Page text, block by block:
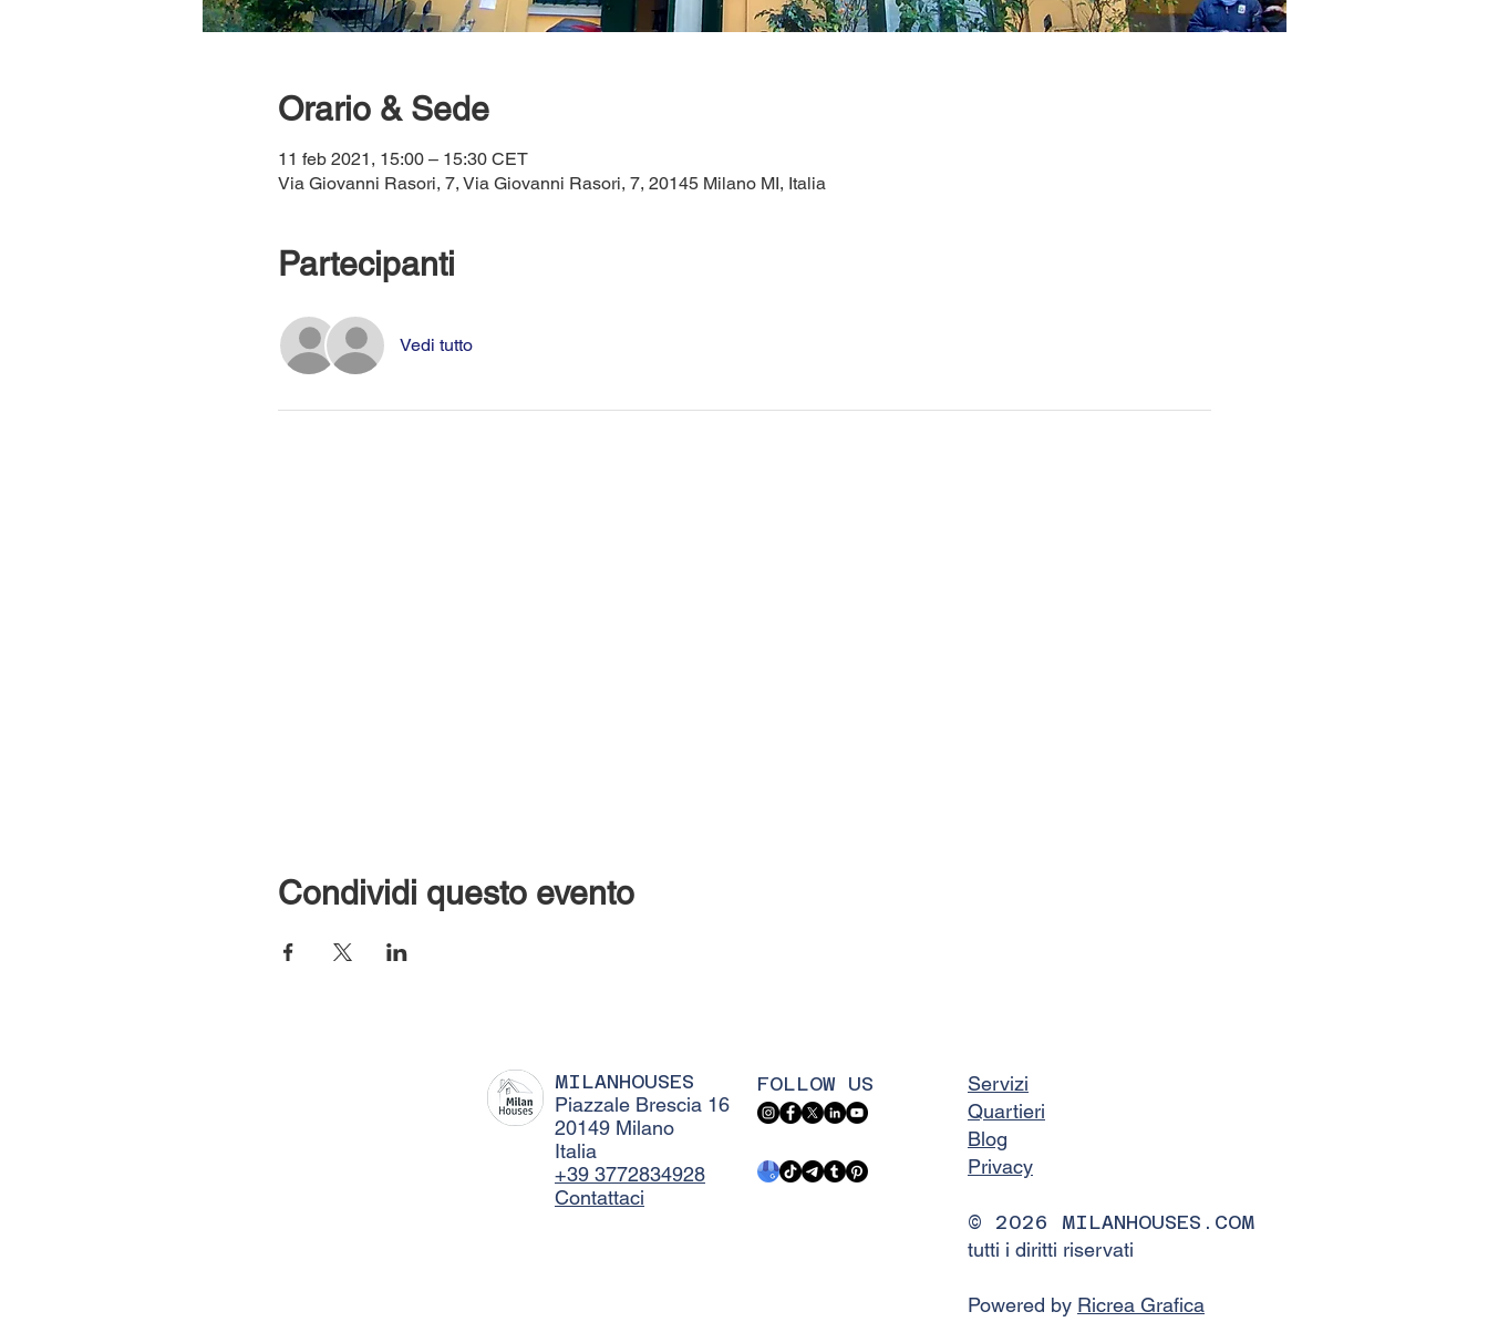
Orario & Sede
11 feb 2021, 15:00 – 15:30 CET
Via Giovanni Rasori, 7, Via Giovanni Rasori, 7, 20145 Milano MI, Italia
Partecipanti
Vedi tutto
Condividi questo evento
MILANHOUSES
Piazzale Brescia 16
20149 Milano
Italia
+39 3772834928
Contattaci
FOLLOW US
Servizi
Quartieri
Blog
Privacy
© 2026 MILANHOUSES.COM
tutti i diritti riservati
Powered by Ricrea Grafica